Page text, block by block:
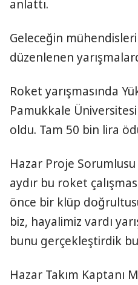
anlattı.
Geleceğin
düzenlenen
Roket yarışmasında
Pamukkale Üniversitesi
oldu. Tam 50 bin lira
Hazar Proje Sorumlusu
aydır bu roket
önce bir klüp
biz, hayalimiz vardı
bunu gerçekleştirdik
Hazar Takım Kaptanı